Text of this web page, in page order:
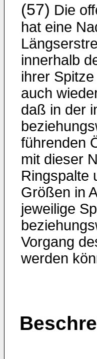
(57) Die
hat eine
innerhalb
ihrer
auch
daß in der
führenden
mit dieser
Ringspalte
Größen in
jeweilige
Vorgang
werden